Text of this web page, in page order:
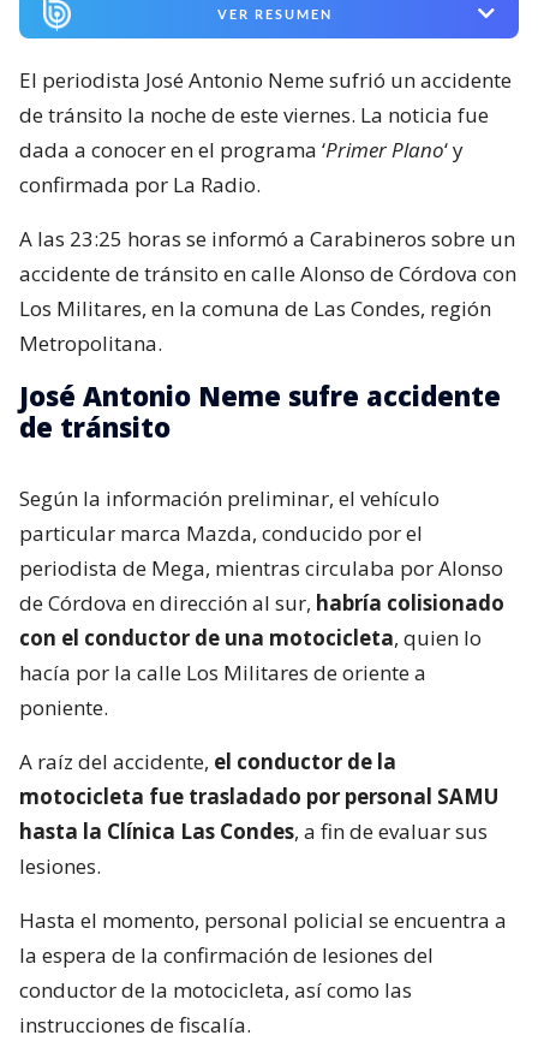
VER RESUMEN
El periodista José Antonio Neme sufrió un accidente
de tránsito la noche de este viernes. La noticia fue
dada a conocer en el programa ‘Primer Plano‘ y
confirmada por La Radio.
A las 23:25 horas se informó a Carabineros sobre un
accidente de tránsito en calle Alonso de Córdova con
Los Militares, en la comuna de Las Condes, región
Metropolitana.
José Antonio Neme sufre accidente
de tránsito
Según la información preliminar, el vehículo
particular marca Mazda, conducido por el
periodista de Mega, mientras circulaba por Alonso
de Córdova en dirección al sur, habría colisionado
con el conductor de una motocicleta, quien lo
hacía por la calle Los Militares de oriente a
poniente.
A raíz del accidente, el conductor de la
motocicleta fue trasladado por personal SAMU
hasta la Clínica Las Condes, a fin de evaluar sus
lesiones.
Hasta el momento, personal policial se encuentra a
la espera de la confirmación de lesiones del
conductor de la motocicleta, así como las
instrucciones de fiscalía.